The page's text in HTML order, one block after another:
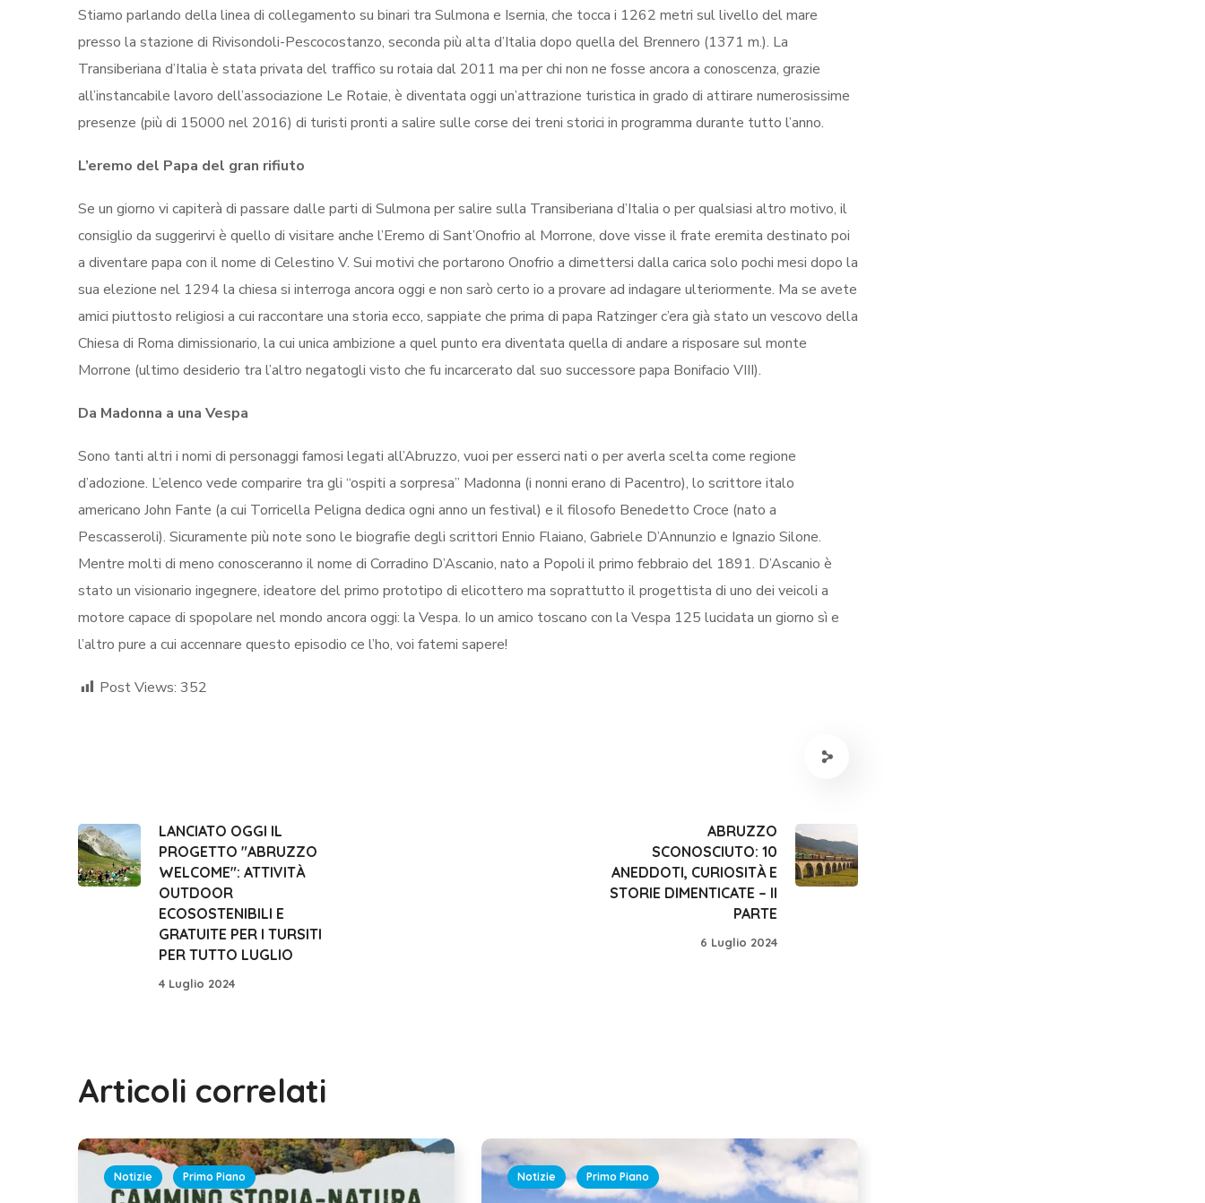
Stiamo parlando della linea di collegamento su binari tra Sulmona e Isernia, che tocca i 1262 metri sul livello del mare
presso la stazione di Rivisondoli-Pescocostanzo, seconda più alta d’Italia dopo quella del Brennero (1371 m.). La
Transiberiana d’Italia è stata privata del traffico su rotaia dal 2011 ma per chi non ne fosse ancora a conoscenza, grazie
all’instancabile lavoro dell’associazione Le Rotaie, è diventata oggi un’attrazione turistica in grado di attirare numerosissime
presenze (più di 15000 nel 2016) di turisti pronti a salire sulle corse dei treni storici in programma durante tutto l’anno.
L’eremo del Papa del gran rifiuto
Se un giorno vi capiterà di passare dalle parti di Sulmona per salire sulla Transiberiana d’Italia o per qualsiasi altro motivo, il
consiglio da suggerirvi è quello di visitare anche l’Eremo di Sant’Onofrio al Morrone, dove visse il frate eremita destinato poi
a diventare papa con il nome di Celestino V. Sui motivi che portarono Onofrio a dimettersi dalla carica solo pochi mesi dopo la
sua elezione nel 1294 la chiesa si interroga ancora oggi e non sarò certo io a provare ad indagare ulteriormente. Ma se avete
amici piuttosto religiosi a cui raccontare una storia ecco, sappiate che prima di papa Ratzinger c’era già stato un vescovo della
Chiesa di Roma dimissionario, la cui unica ambizione a quel punto era diventata quella di andare a risposare sul monte
Morrone (ultimo desiderio tra l’altro negatogli visto che fu incarcerato dal suo successore papa Bonifacio VIII).
Da Madonna a una Vespa
Sono tanti altri i nomi di personaggi famosi legati all’Abruzzo, vuoi per esserci nati o per averla scelta come regione
d’adozione. L’elenco vede comparire tra gli “ospiti a sorpresa” Madonna (i nonni erano di Pacentro), lo scrittore italo
americano John Fante (a cui Torricella Peligna dedica ogni anno un festival) e il filosofo Benedetto Croce (nato a
Pescasseroli). Sicuramente più note sono le biografie degli scrittori Ennio Flaiano, Gabriele D’Annunzio e Ignazio Silone.
Mentre molti di meno conosceranno il nome di Corradino D’Ascanio, nato a Popoli il primo febbraio del 1891. D’Ascanio è
stato un visionario ingegnere, ideatore del primo prototipo di elicottero ma soprattutto il progettista di uno dei veicoli a
motore capace di spopolare nel mondo ancora oggi: la Vespa. Io un amico toscano con la Vespa 125 lucidata un giorno sì e
l’altro pure a cui accennare questo episodio ce l’ho, voi fatemi sapere!
Post Views: 352
LANCIATO OGGI IL
PROGETTO "ABRUZZO
WELCOME": ATTIVITÀ
OUTDOOR
ECOSOSTENIBILI E
GRATUITE PER I TURSITI
PER TUTTO LUGLIO
4 Luglio 2024
ABRUZZO
SCONOSCIUTO: 10
ANEDDOTI, CURIOSITÀ E
STORIE DIMENTICATE – II
PARTE
6 Luglio 2024
Articoli correlati
Notizie Primo Piano Notizie Primo Piano